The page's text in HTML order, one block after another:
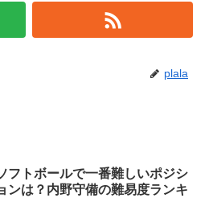
plala
フトボールで一番難しいポジシ
ンは？内野守備の難易度ランキ